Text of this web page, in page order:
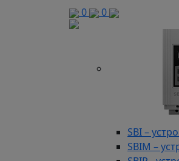
0 0
SBI –
SBIM –